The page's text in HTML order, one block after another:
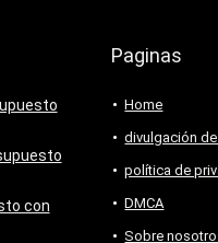
con
Paginas
Home
divulgación
política de
DMCA
Sobre